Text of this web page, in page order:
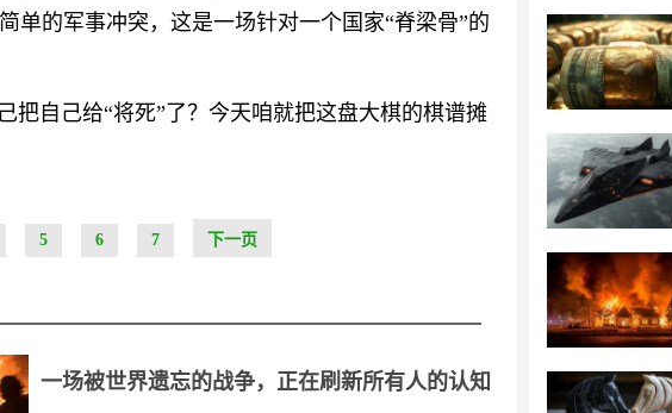
单的军事冲突，这是一场针对一个国家“脊梁骨”的
把自己给“将死”了？今天咱就把这盘大棋的棋谱摊
5 6 7 下一页
一场被世界遗忘的战争，正在刷新所有人的认知